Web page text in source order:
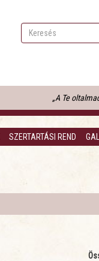
„A Te
SZERTARTÁSI REND